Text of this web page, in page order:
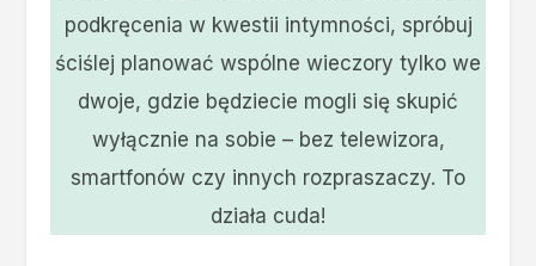
podkręcenia w kwestii intymności, spróbuj
ściślej planować wspólne wieczory tylko we
dwoje, gdzie będziecie mogli się skupić
wyłącznie na sobie – bez telewizora,
smartfonów czy innych rozpraszaczy. To
działa cuda!